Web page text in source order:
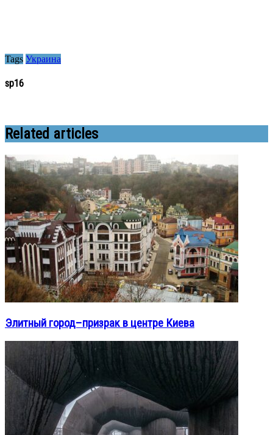
Tags Украина
sp16
Related articles
Элитный город–призрак в центре Киева